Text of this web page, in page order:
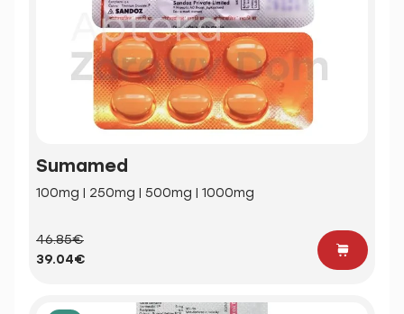
Sumamed
100mg | 250mg | 500mg | 1000mg
46.85€
39.04€